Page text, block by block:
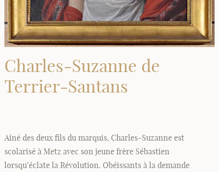
Charles-Suzanne de
Terrier-Santans
Aîné des deux fils du marquis, Charles-Suzanne est
scolarisé à Metz avec son jeune frère Sébastien
lorsqu’éclate la Révolution. Obéissants à la demande